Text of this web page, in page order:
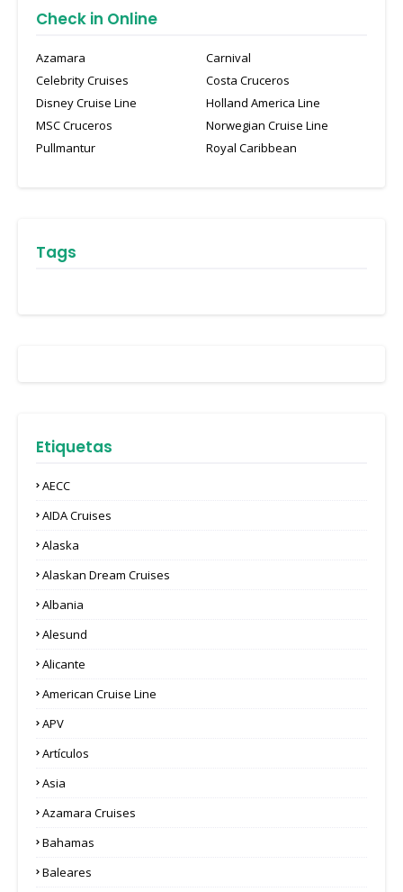
Check in Online
Azamara
Carnival
Celebrity Cruises
Costa Cruceros
Disney Cruise Line
Holland America Line
MSC Cruceros
Norwegian Cruise Line
Pullmantur
Royal Caribbean
Tags
Etiquetas
AECC
AIDA Cruises
Alaska
Alaskan Dream Cruises
Albania
Alesund
Alicante
American Cruise Line
APV
Artículos
Asia
Azamara Cruises
Bahamas
Baleares